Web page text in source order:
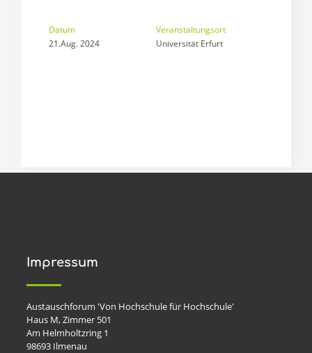
Datum
21.Aug. 2024
Veranstaltungsort
Universität Erfurt
Impressum
Austauschforum 'Von Hochschule für Hochschule'
Haus M, Zimmer 501
Am Helmholtzring 1
98693 Ilmenau